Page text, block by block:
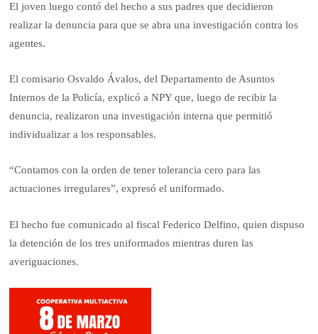
El joven luego contó del hecho a sus padres que decidieron
realizar la denuncia para que se abra una investigación contra los
agentes.
El comisario Osvaldo Ávalos, del Departamento de Asuntos
Internos de la Policía, explicó a NPY que, luego de recibir la
denuncia, realizaron una investigación interna que permitió
individualizar a los responsables.
“Contamos con la orden de tener tolerancia cero para las
actuaciones irregulares”, expresó el uniformado.
El hecho fue comunicado al fiscal Federico Delfino, quien dispuso
la detención de los tres uniformados mientras duren las
averiguaciones.